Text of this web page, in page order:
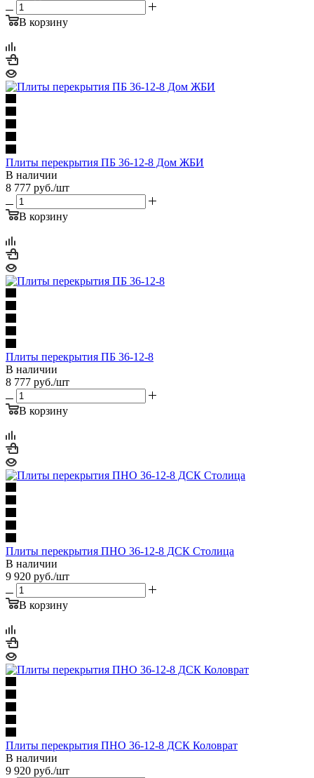
В корзину
Плиты перекрытия ПБ 36-12-8 Дом ЖБИ
В наличии
8 777 руб./шт
В корзину
Плиты перекрытия ПБ 36-12-8
В наличии
8 777 руб./шт
В корзину
Плиты перекрытия ПНО 36-12-8 ДСК Столица
В наличии
9 920 руб./шт
В корзину
Плиты перекрытия ПНО 36-12-8 ДСК Коловрат
В наличии
9 920 руб./шт